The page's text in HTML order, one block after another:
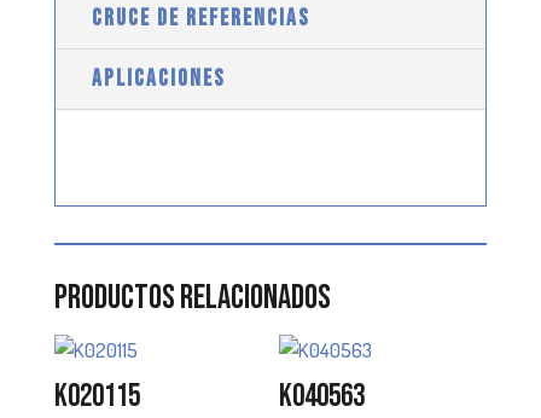
CRUCE DE REFERENCIAS
APLICACIONES
Productos relacionados
K020115 K040563